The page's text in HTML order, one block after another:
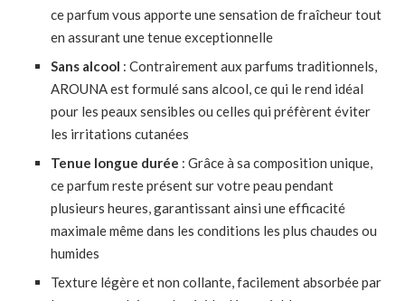
ce parfum vous apporte une sensation de fraîcheur tout
en assurant une tenue exceptionnelle
Sans alcool : Contrairement aux parfums traditionnels,
AROUNA est formulé sans alcool, ce qui le rend idéal
pour les peaux sensibles ou celles qui préfèrent éviter
les irritations cutanées
Tenue longue durée : Grâce à sa composition unique,
ce parfum reste présent sur votre peau pendant
plusieurs heures, garantissant ainsi une efficacité
maximale même dans les conditions les plus chaudes ou
humides
Texture légère et non collante, facilement absorbée par